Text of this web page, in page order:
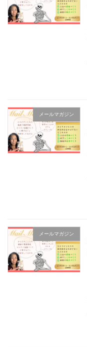
メールマガジン
メールマガジン